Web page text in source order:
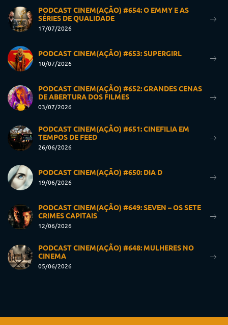
PODCAST CINEM(AÇÃO) #654: O EMMY E AS
SÉRIES DE QUALIDADE
17/07/2026
PODCAST CINEM(AÇÃO) #653: SUPERGIRL
10/07/2026
PODCAST CINEM(AÇÃO) #652: GRANDES CENAS
DE ABERTURA DOS FILMES
03/07/2026
PODCAST CINEM(AÇÃO) #651: CINEFILIA EM
TEMPOS DE FEED
26/06/2026
PODCAST CINEM(AÇÃO) #650: DIA D
19/06/2026
PODCAST CINEM(AÇÃO) #649: SEVEN – OS SETE
CRIMES CAPITAIS
12/06/2026
PODCAST CINEM(AÇÃO) #648: MULHERES NO
CINEMA
05/06/2026